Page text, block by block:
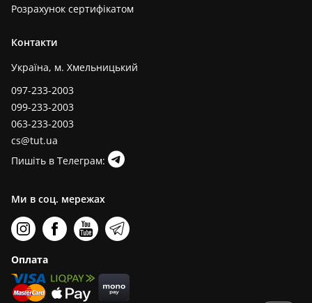
Розрахунок сертифікатом
Контакти
Україна, м. Хмельницький
097-233-2003
099-233-2003
063-233-2003
cs@tut.ua
Пишіть в Телеграм:
Ми в соц. мережах
Оплата